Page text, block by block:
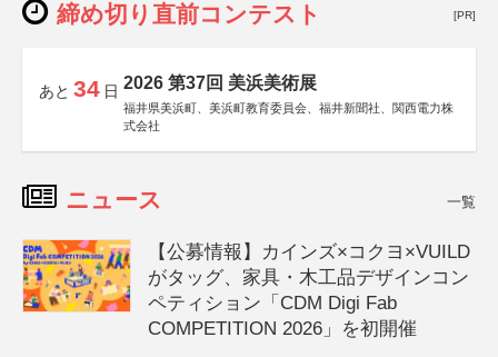
締め切り直前コンテスト [PR]
あと 34 日 2026 第37回 美浜美術展
福井県美浜町、美浜町教育委員会、福井新聞社、関西電力株
式会社
ニュース 一覧
【公募情報】カインズ×コクヨ×VUILD
がタッグ、家具・木工品デザインコン
ペティション「CDM Digi Fab
COMPETITION 2026」を初開催